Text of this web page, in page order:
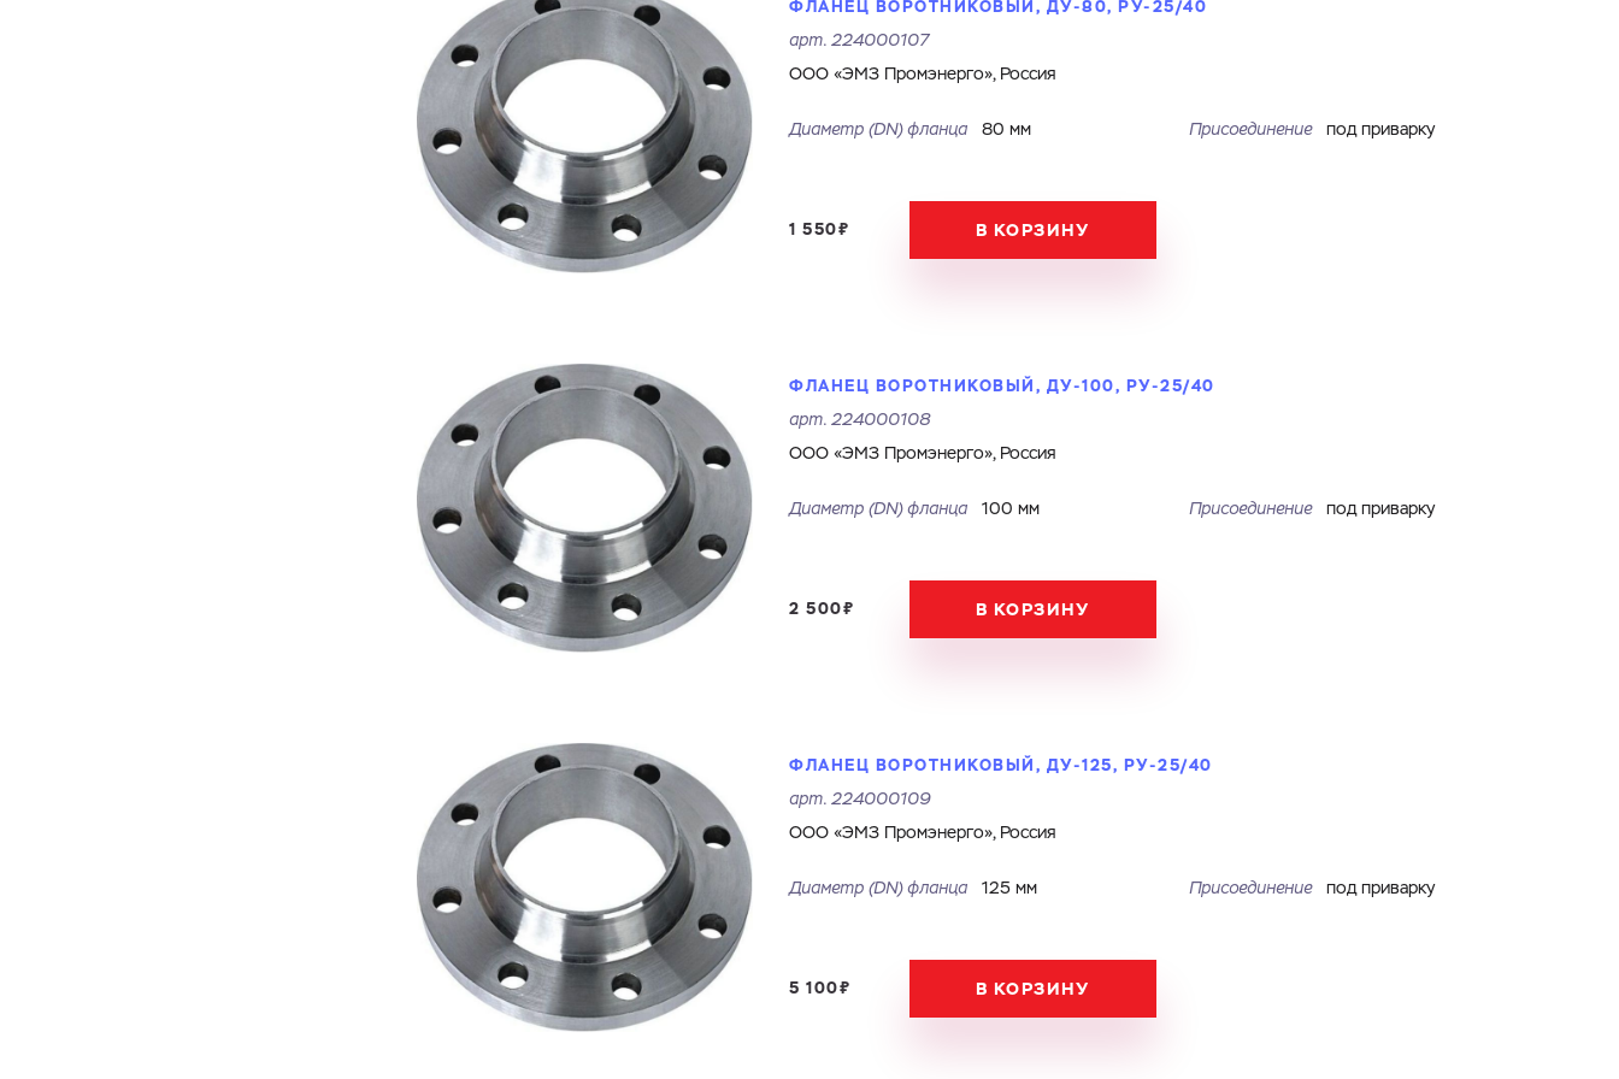
ФЛАНЕЦ ВОРОТНИКОВЫЙ, ДУ-80, РУ-25/40
арт. 224000107
ООО «ЭМЗ Промэнерго», Россия
Диаметр (DN) фланца 80 мм Присоединение под приварку
1 550₽ В КОРЗИНУ
ФЛАНЕЦ ВОРОТНИКОВЫЙ, ДУ-100, РУ-25/40
арт. 224000108
ООО «ЭМЗ Промэнерго», Россия
Диаметр (DN) фланца 100 мм Присоединение под приварку
2 500₽ В КОРЗИНУ
ФЛАНЕЦ ВОРОТНИКОВЫЙ, ДУ-125, РУ-25/40
арт. 224000109
ООО «ЭМЗ Промэнерго», Россия
Диаметр (DN) фланца 125 мм Присоединение под приварку
5 100₽ В КОРЗИНУ